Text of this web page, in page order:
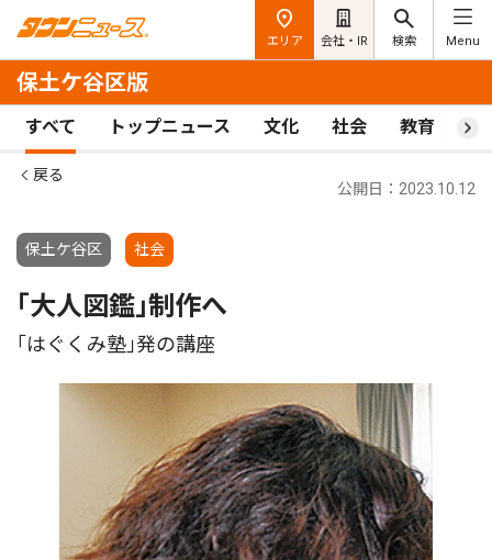
エリア 会社・IR 検索 Menu
保土ケ谷区版
すべて トップニュース 文化 社会 教育 ス
戻る
保土ケ谷区 社会
公開日：2023.10.12
｢大人図鑑｣制作へ
｢はぐくみ塾｣発の講座